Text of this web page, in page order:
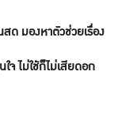
ด มองหาตัวช่วยเรื่อง
ไม่ใช้ก็ไม่เสียดอก